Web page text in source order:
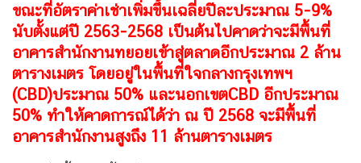
ขณะที่อัตราค่าเช่าเพิ่มขึ้นเฉลี่ยปีละประมาณ 5-9%
นับตั้งแต่ปี 2563-2568 เป็นต้นไปคาดว่าจะมีพื้นที่
อาคารสำนักงานทยอยเข้าสู่ตลาดอีกประมาณ 2 ล้าน
ตารางเมตร โดยอยู่ในพื้นที่ใจกลางกรุงเทพฯ
(CBD)ประมาณ 50% และนอกเขตCBD อีกประมาณ
50% ทำให้คาดการณ์ได้ว่า ณ ปี 2568 จะมีพื้นที่
อาคารสำนักงานสูงถึง 11 ล้านตารางเมตร